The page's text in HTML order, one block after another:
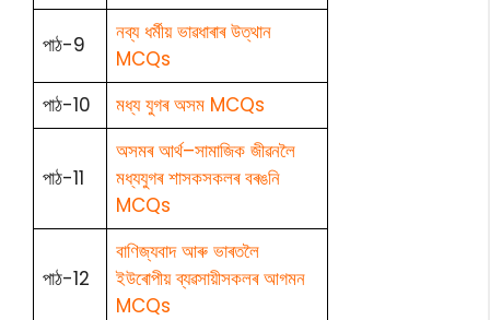
পাঠ-9
নব্য ধৰ্মীয় ভাৱধাৰাৰ উত্থান
MCQs
পাঠ-10
মধ্য যুগৰ অসম MCQs
পাঠ-11
অসমৰ আৰ্থ–সামাজিক জীৱনলৈ
মধ্যযুগৰ শাসকসকলৰ বৰঙনি
MCQs
পাঠ-12
বাণিজ্যবাদ আৰু ভাৰতলৈ
ইউৰোপীয় ব্যৱসায়ীসকলৰ আগমন
MCQs